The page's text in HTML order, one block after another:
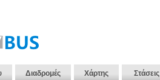
Διαδρομές Χάρτης Στάσεις